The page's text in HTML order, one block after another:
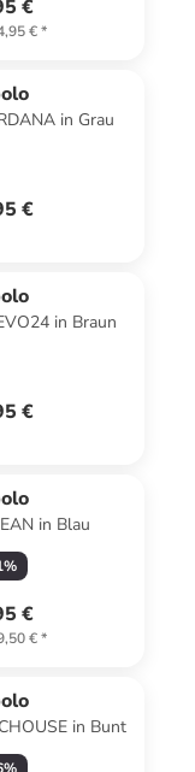
€
€*
in Grau
€
in Braun
€
in Blau
%
€
€*
in Bunt